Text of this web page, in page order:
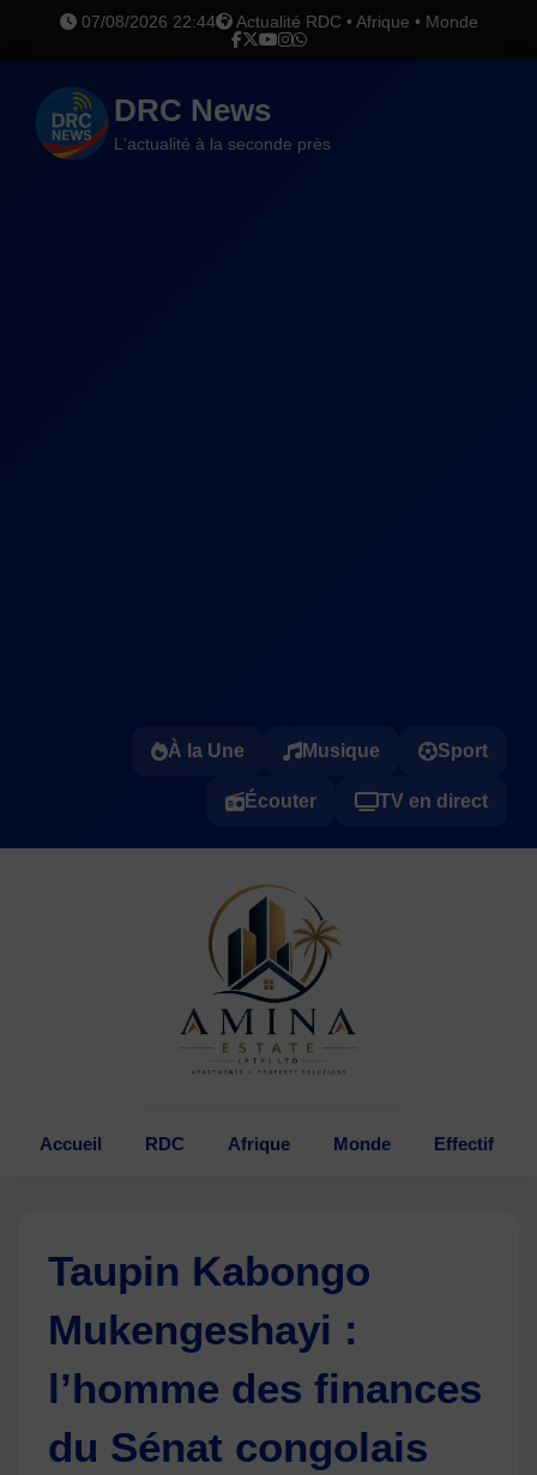
07/08/2026 22:44 Actualité RDC • Afrique • Monde
DRC News
L'actualité à la seconde près
À la Une Musique Sport
Écouter TV en direct
Accueil RDC Afrique Monde Effectif
Taupin Kabongo
Mukengeshayi :
l’homme des finances
du Sénat congolais